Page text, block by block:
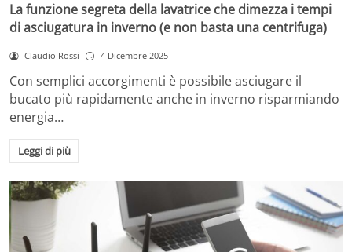
La funzione segreta della lavatrice che dimezza i tempi
di asciugatura in inverno (e non basta una centrifuga)
Claudio Rossi 4 Dicembre 2025
Con semplici accorgimenti è possibile asciugare il
bucato più rapidamente anche in inverno risparmiando
energia…
Leggi di più